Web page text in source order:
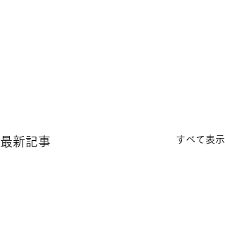
最新記事 すべて表示